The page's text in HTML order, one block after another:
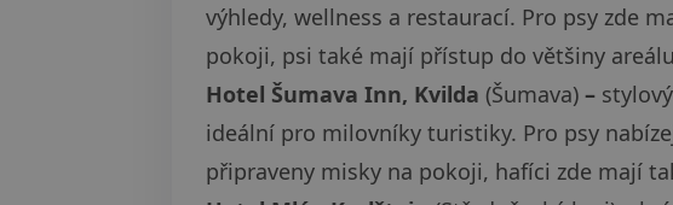
výhledy, wellness a restaurací. Pro psy zde
pokoji, psi také mají přístup do většiny
Hotel Šumava Inn, Kvilda (Šumava) –
ideální pro milovníky turistiky. Pro psy
připraveny misky na pokoji, hafíci zde mají